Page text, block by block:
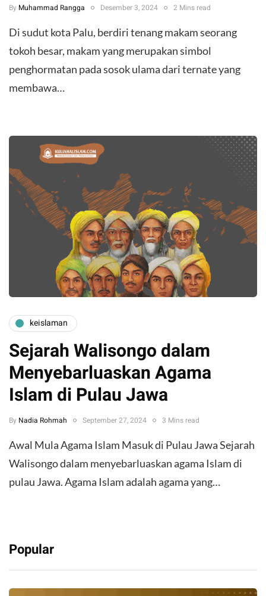
By Muhammad Rangga Desember 3, 2024 2 Mins read
Di sudut kota Palu, berdiri tenang makam seorang
tokoh besar, makam yang merupakan simbol
penghormatan pada sosok ulama dari ternate yang
membawa…
keislaman
Sejarah Walisongo dalam
Menyebarluaskan Agama
Islam di Pulau Jawa
By Nadia Rohmah September 27, 2024 3 Mins read
Awal Mula Agama Islam Masuk di Pulau Jawa Sejarah
Walisongo dalam menyebarluaskan agama Islam di
pulau Jawa. Agama Islam adalah agama yang…
Popular